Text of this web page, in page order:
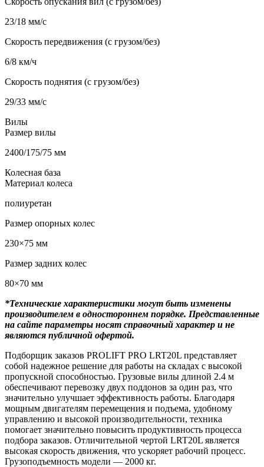
23/18 мм/с
Скорость передвижения (с грузом/без)
6/8 км/ч
Скорость поднятия (с грузом/без)
29/33 мм/с
Вилы
Размер вилы
2400/175/75 мм
Колесная база
Материал колеса
полиуретан
Размер опорных колес
230×75 мм
Размер задних колес
80×70 мм
*Технические характеристики могут быть изменены
производителем в одностороннем порядке. Представленные
на сайте параметры носят справочный характер и не
являются публичной офертой.
Подборщик заказов PROLIFT PRO LRT20L представляет
собой надежное решение для работы на складах с высокой
пропускной способностью. Грузовые вилы длиной 2.4 м
обеспечивают перевозку двух поддонов за один раз, что
значительно улучшает эффективность работы. Благодаря
мощным двигателям перемещения и подъема, удобному
управлению и высокой производительности, техника
помогает значительно повысить продуктивность процесса
подбора заказов. Отличительной чертой LRT20L является
высокая скорость движения, что ускоряет рабочий процесс.
Грузоподъемность модели — 2000 кг.